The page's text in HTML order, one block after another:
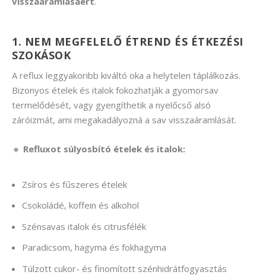
1. NEM MEGFELELŐ ÉTREND ÉS ÉTKEZÉSI
SZOKÁSOK
A reflux leggyakoribb kiváltó oka a helytelen táplálkozás.
Bizonyos ételek és italok fokozhatják a gyomorsav
termelődését, vagy gyengíthetik a nyelőcső alsó
záróizmát, ami megakadályozná a sav visszaáramlását.
🔸 Refluxot súlyosbító ételek és italok:
Zsíros és fűszeres ételek
Csokoládé, koffein és alkohol
Szénsavas italok és citrusfélék
Paradicsom, hagyma és fokhagyma
Túlzott cukor- és finomított szénhidrátfogyasztás